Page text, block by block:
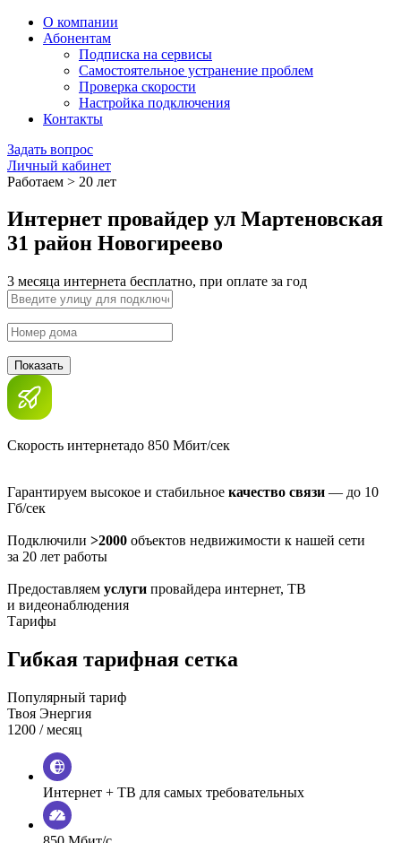
О компании
Абонентам
Подписка на сервисы
Самостоятельное устранение проблем
Проверка скорости
Настройка подключения
Контакты
Задать вопрос
Личный кабинет
Работаем > 20 лет
Интернет провайдер ул Мартеновская
31 район Новогиреево
3 месяца интернета бесплатно, при оплате за год
Показать
Скорость интернетадо 850 Мбит/сек
Гарантируем высокое и стабильное качество связи — до 10
Гб/сек
Подключили >2000 объектов недвижимости к нашей сети
за 20 лет работы
Предоставляем услуги провайдера интернет, ТВ
и видеонаблюдения
Тарифы
Гибкая тарифная сетка
Популярный тариф
Твоя Энергия
1200 / месяц
Интернет + ТВ для самых требовательных